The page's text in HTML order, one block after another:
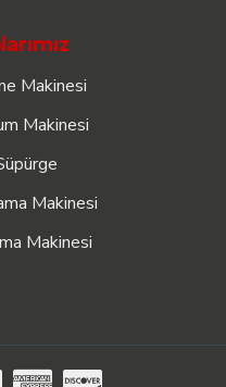
Makinesi
Makinesi
Makinesi
Makinesi